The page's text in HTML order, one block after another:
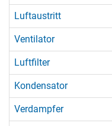
Luftaustritt
Ventilator
Luftfilter
Kondensator
Verdampfer